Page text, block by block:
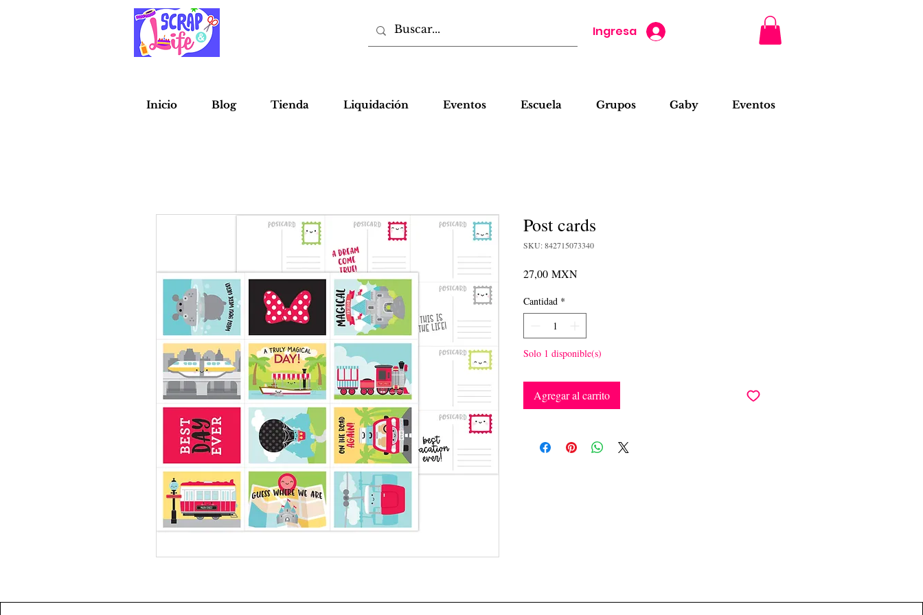
Ingresa
Inicio Blog Tienda Liquidación Eventos Escuela Grupos Gaby Eventos
Post cards
SKU: 842715073340
27,00 MXNPrecio
Cantidad *
Solo 1 disponible(s)
Agregar al carrito